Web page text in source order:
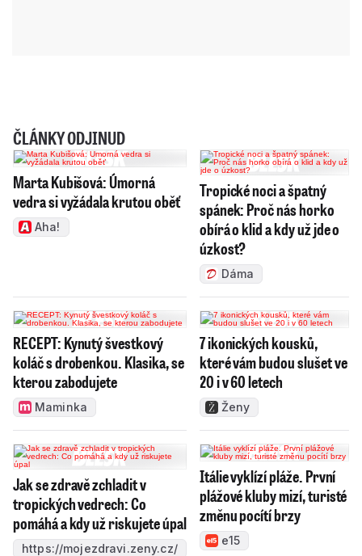
ČLÁNKY ODJINUD
Marta Kubišová: Úmorná
vedra si vyžádala krutou oběť
Aha!
Tropické noci a špatný
spánek: Proč nás horko
obírá o klid a kdy už jde o
úzkost?
Dáma
RECEPT: Kynutý švestkový
koláč s drobenkou. Klasika, se
kterou zabodujete
Maminka
7 ikonických kousků,
které vám budou slušet ve
20 i v 60 letech
Ženy
Jak se zdravě zchladit v
tropických vedrech: Co
pomáhá a kdy už riskujete úpal
https://mojezdravi.zeny.cz/
Itálie vyklízí pláže. První
plážové kluby mizí, turisté
změnu pocítí brzy
e15